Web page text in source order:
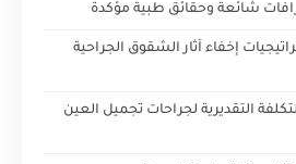
شائعة وحقائق طبية مؤكدة
إخفاء آثار الشقوق الجراحية
التقديرية لجراحات تجميل العين